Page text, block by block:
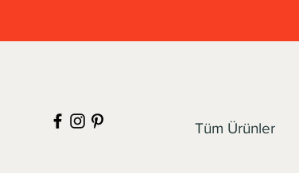
Tüm Ürünler